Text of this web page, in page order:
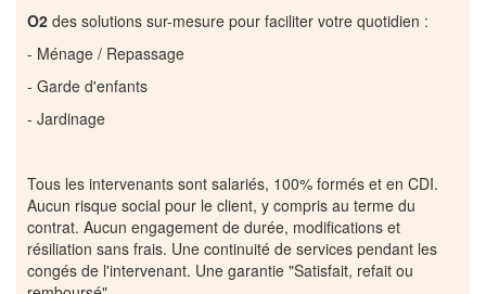
O2 des solutions sur-mesure pour faciliter votre quotidien :
- Ménage / Repassage
- Garde d'enfants
- Jardinage
Tous les intervenants sont salariés, 100% formés et en CDI.
Aucun risque social pour le client, y compris au terme du
contrat. Aucun engagement de durée, modifications et
résiliation sans frais. Une continuité de services pendant les
congés de l'intervenant. Une garantie "Satisfait, refait ou